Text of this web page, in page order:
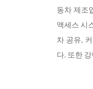
동차 제조
액세스 시
차 공유,
다. 또한